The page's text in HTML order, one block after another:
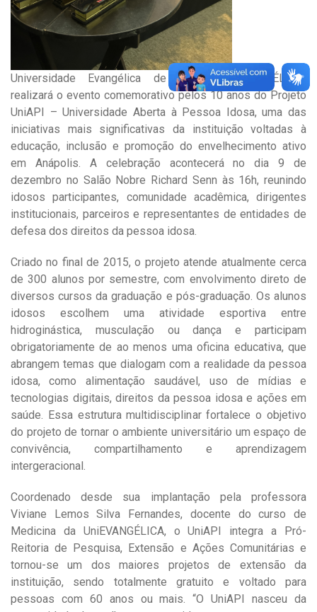
Universidade Evangélica de Goiás (UniEVANGÉLICA)
realizará o evento comemorativo pelos 10 anos do Projeto
UniAPI – Universidade Aberta à Pessoa Idosa, uma das
iniciativas mais significativas da instituição voltadas à
educação, inclusão e promoção do envelhecimento ativo
em Anápolis. A celebração acontecerá no dia 9 de
dezembro no Salão Nobre Richard Senn às 16h, reunindo
idosos participantes, comunidade acadêmica, dirigentes
institucionais, parceiros e representantes de entidades de
defesa dos direitos da pessoa idosa.
Criado no final de 2015, o projeto atende atualmente cerca
de 300 alunos por semestre, com envolvimento direto de
diversos cursos da graduação e pós-graduação. Os alunos
idosos escolhem uma atividade esportiva entre
hidroginástica, musculação ou dança e participam
obrigatoriamente de ao menos uma oficina educativa, que
abrangem temas que dialogam com a realidade da pessoa
idosa, como alimentação saudável, uso de mídias e
tecnologias digitais, direitos da pessoa idosa e ações em
saúde. Essa estrutura multidisciplinar fortalece o objetivo
do projeto de tornar o ambiente universitário um espaço de
convivência, compartilhamento e aprendizagem
intergeracional.
Coordenado desde sua implantação pela professora
Viviane Lemos Silva Fernandes, docente do curso de
Medicina da UniEVANGÉLICA, o UniAPI integra a Pró-
Reitoria de Pesquisa, Extensão e Ações Comunitárias e
tornou-se um dos maiores projetos de extensão da
instituição, sendo totalmente gratuito e voltado para
pessoas com 60 anos ou mais. “O UniAPI nasceu da